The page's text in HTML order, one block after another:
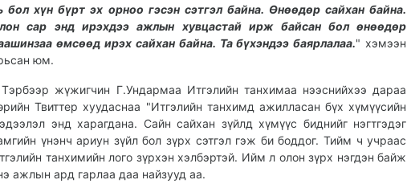
бол хүн бүрт эх орноо гэсэн сэтгэл байна. Өнөөдөр сайхан байна.
сар энд ирэхдээ ажлын хувцастай ирж байсан бол өнөөдөр
өмсөөд ирэх сайхан байна. Та бүхэндээ баярлалаа." хэмээн
юм.
жүжигчин Г.Ундармаа Итгэлийн танхимаа нээснийхээ дараа
Твиттер хуудаснаа "Итгэлийн танхимд ажилласан бүх хүмүүсийн
энд харагдана. Сайн сайхан зүйлд хүмүүс биднийг нэгтгэдэг
үнэнч ариун зүйл бол зүрх сэтгэл гэж би боддог. Тийм ч учраас
танхимийн лого зүрхэн хэлбэртэй. Ийм л олон зүрх нэгдэн байж
ажлын ард гарлаа даа найзууд аа.